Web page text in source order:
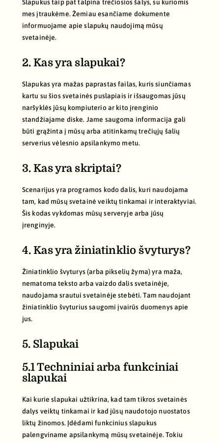
Slapukus taip pat talpina trečiosios šalys, su kuriomis
mes įtraukėme. Žemiau esančiame dokumente
informuojame apie slapukų naudojimą mūsų
svetainėje.
2. Kas yra slapukai?
Slapukas yra mažas paprastas failas, kuris siunčiamas
kartu su šios svetainės puslapiais ir išsaugomas jūsų
naršyklės jūsų kompiuterio ar kito įrenginio
standžiajame diske. Jame saugoma informacija gali
būti grąžinta į mūsų arba atitinkamų trečiųjų šalių
serverius vėlesnio apsilankymo metu.
3. Kas yra skriptai?
Scenarijus yra programos kodo dalis, kuri naudojama
tam, kad mūsų svetainė veiktų tinkamai ir interaktyviai.
Šis kodas vykdomas mūsų serveryje arba jūsų
įrenginyje.
4. Kas yra žiniatinklio švyturys?
Žiniatinklio švyturys (arba pikselių žyma) yra maža,
nematoma teksto arba vaizdo dalis svetainėje,
naudojama srautui svetainėje stebėti. Tam naudojant
žiniatinklio švyturius saugomi įvairūs duomenys apie
jus.
5. Slapukai
5.1 Techniniai arba funkciniai
slapukai
Kai kurie slapukai užtikrina, kad tam tikros svetainės
dalys veiktų tinkamai ir kad jūsų naudotojo nuostatos
liktų žinomos. Įdėdami funkcinius slapukus
palengviname apsilankymą mūsų svetainėje. Tokiu